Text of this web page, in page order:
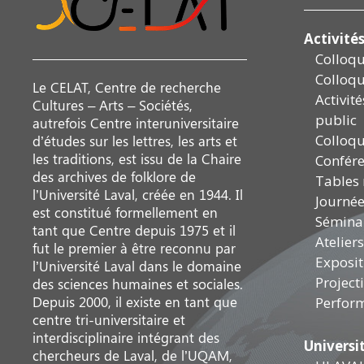
Le CELAT, Centre de recherche
Cultures – Arts – Sociétés,
autrefois Centre interuniversitaire
d’études sur les lettres, les arts et
les traditions, est issu de la Chaire
des archives de folklore de
l’Université Laval, créée en 1944. Il
est constitué formellement en
tant que Centre depuis 1975 et il
fut le premier à être reconnu par
l’Université Laval dans le domaine
des sciences humaines et sociales.
Depuis 2000, il existe en tant que
centre tri-universitaire et
interdisciplinaire intégrant des
chercheurs de Laval, de l’UQAM,
Activités
public
Tables
Ateliers